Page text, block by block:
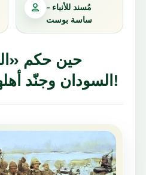
مُسند للأنباء -
ساسة بوست
حين حكم
السودان وجنّد أهلها لتحقيق نبوءته!